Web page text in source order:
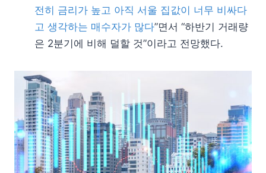
전히 금리가 높고 아직 서울 집값이 너무 비싸다
고 생각하는 매수자가 많다”면서 “하반기 거래량
은 2분기에 비해 덜할 것”이라고 전망했다.